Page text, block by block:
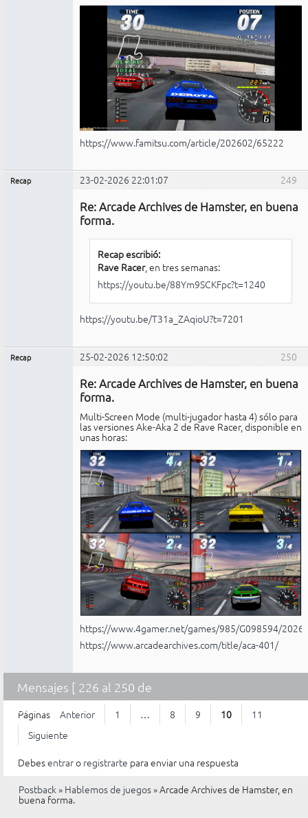
https://www.famitsu.com/article/202602/65222
249
Recap 23-02-2026 22:01:07
Re: Arcade Archives de Hamster, en buena
forma.
Recap escribió:
Rave Racer, en tres semanas:
https://youtu.be/88Ym9SCKFpc?t=1240
https://youtu.be/T31a_ZAqioU?t=7201
250
Recap 25-02-2026 12:50:02
Re: Arcade Archives de Hamster, en buena
forma.
Multi-Screen Mode (multi-jugador hasta 4) sólo para
las versiones Ake-Aka 2 de Rave Racer, disponible en
unas horas:
https://www.4gamer.net/games/985/G098594/
https://www.arcadearchives.com/title/aca-401/
Mensajes [ 226 al 250 de
268 ]
Páginas Anterior 1 … 8 9 10
11
Siguiente
Debesentraro registrarte para enviar una respuesta
Postback» Hablemos de juegos»Arcade Archives de Hamster, en
buena forma.